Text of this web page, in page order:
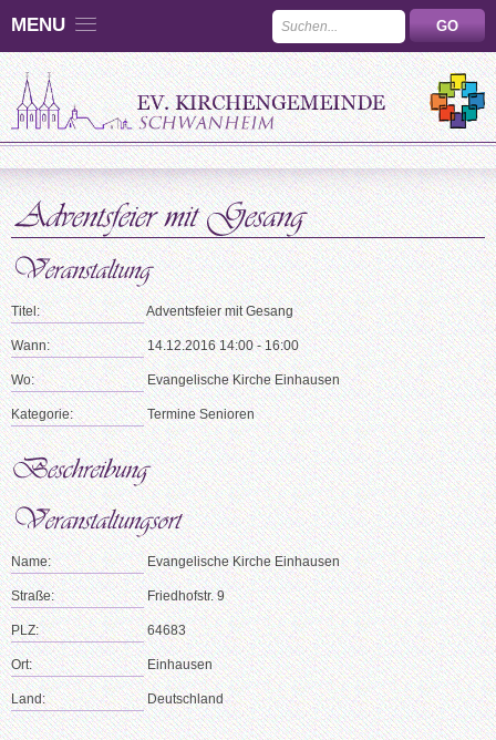
MENU
Titel: Adventsfeier mit Gesang
Wann: 14.12.2016 14:00 - 16:00
Wo: Evangelische Kirche Einhausen
Kategorie: Termine Senioren
Name: Evangelische Kirche Einhausen
Straße: Friedhofstr. 9
PLZ: 64683
Ort: Einhausen
Land: Deutschland